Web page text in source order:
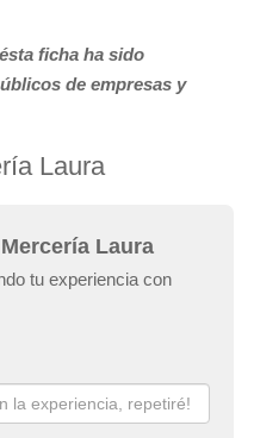
ficha ha sido
de empresas y
Laura
Laura
tu experiencia con